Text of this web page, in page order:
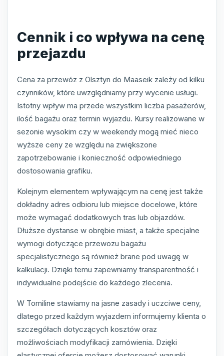
Cennik i co wpływa na cenę
przejazdu
Cena za przewóz z Olsztyn do Maaseik zależy od kilku
czynników, które uwzględniamy przy wycenie usługi.
Istotny wpływ ma przede wszystkim liczba pasażerów,
ilość bagażu oraz termin wyjazdu. Kursy realizowane w
sezonie wysokim czy w weekendy mogą mieć nieco
wyższe ceny ze względu na zwiększone
zapotrzebowanie i konieczność odpowiedniego
dostosowania grafiku.
Kolejnym elementem wpływającym na cenę jest także
dokładny adres odbioru lub miejsce docelowe, które
może wymagać dodatkowych tras lub objazdów.
Dłuższe dystanse w obrębie miast, a także specjalne
wymogi dotyczące przewozu bagażu
specjalistycznego są również brane pod uwagę w
kalkulacji. Dzięki temu zapewniamy transparentność i
indywidualne podejście do każdego zlecenia.
W Tomiline stawiamy na jasne zasady i uczciwe ceny,
dlatego przed każdym wyjazdem informujemy klienta o
szczegółach dotyczących kosztów oraz
możliwościach modyfikacji zamówienia. Dzięki